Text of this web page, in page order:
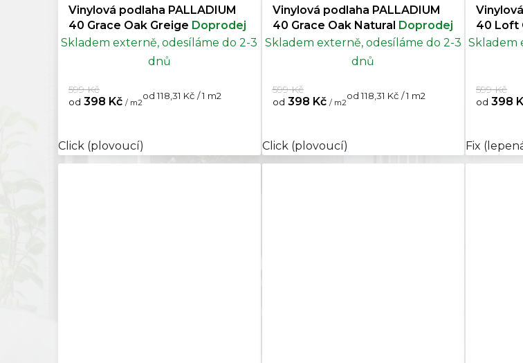
Vinylová podlaha PALLADIUM
40 Grace Oak Greige Doprodej
Skladem externě, odesíláme do 2-3
dnů
od 398 Kč / m2
599 Kč
Měrná
cena:
od 118,31 Kč / 1 m2
Click (plovoucí)
Vinylová podlaha PALLADIUM
40 Grace Oak Natural
Doprodej
Skladem externě, odesíláme do 2-3
dnů
od 398 Kč / m2
599 Kč
Měrná
cena:
od 118,31 Kč / 1 m2
Click (plovoucí)
40 Loft
Skladem
od 398
599 Kč
Fix